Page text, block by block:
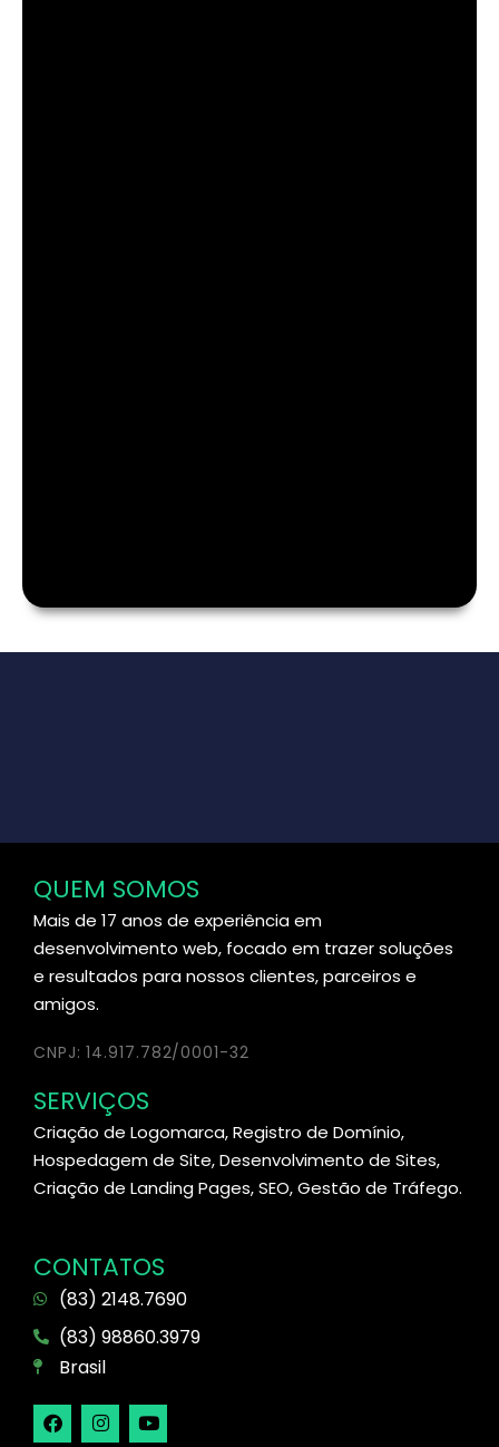
QUEM SOMOS
Mais de 17 anos de experiência em
desenvolvimento web, focado em trazer soluções
e resultados para nossos clientes, parceiros e
amigos.
CNPJ: 14.917.782/0001-32
SERVIÇOS
Criação de Logomarca, Registro de Domínio,
Hospedagem de Site, Desenvolvimento de Sites,
Criação de Landing Pages, SEO, Gestão de Tráfego.
CONTATOS
(83) 2148.7690
(83) 98860.3979
Brasil